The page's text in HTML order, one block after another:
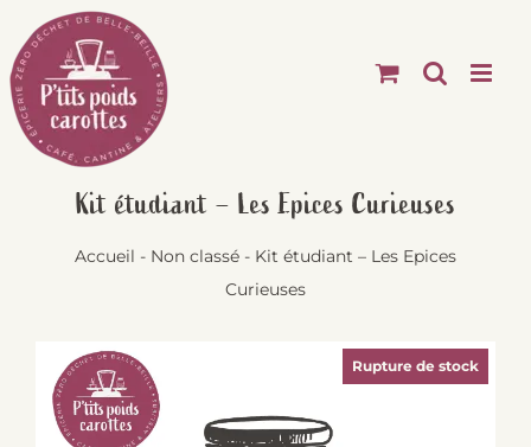
Passer
au
contenu
Kit étudiant – Les Epices Curieuses
Accueil - Non classé - Kit étudiant – Les Epices
Curieuses
Rupture de stock